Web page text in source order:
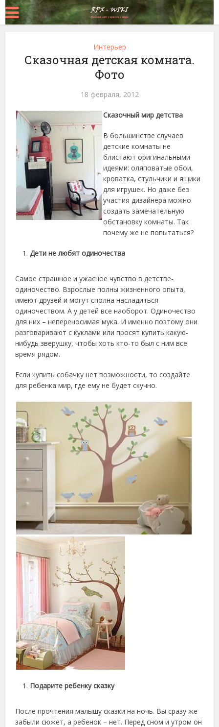
Интерьер
Сказочная детская комната.
Фото
18 февраля, 2012
Сказочный мир детства
В большинстве случаев
детские комнаты не
блистают оригинальными
идеями: оляповатые обои,
кроватка, стульчики и ящики
для игрушек. Но даже без
участия дизайнера можно
создать замечательную
обстановку комнаты. Так
почему же не попытаться?
Дети не любят одиночества
Самое страшное и ужасное чувство в детстве-
одиночество. Взрослые полны жизненного опыта,
имеют друзей и могут сполна насладиться
одиночеством. А у детей все наоборот. Одиночество
для них – непереносимая мука. И именно поэтому они
разговаривают с куклами или просят купить какую-
нибудь зверушку, чтобы хоть кто-то был с ним все
время рядом.
Если купить собачку нет возможности, то создайте
для ребенка мир, где ему не будет скучно.
Подарите ребенку сказку
После прочтения малышу сказки на ночь. Вы сразу же
забыли сюжет, а ребенок – нет. Перед сном и утром он